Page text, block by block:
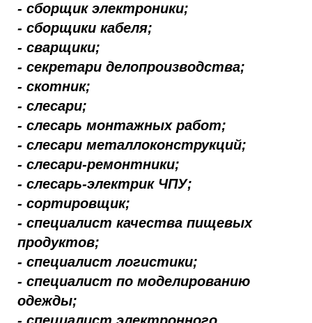
- сборщик электроники;
- сборщики кабеля;
- сварщики;
- секретари делопроизводства;
- скотник;
- слесари;
- слесарь монтажных работ;
- слесари металлоконструкций;
- слесари-ремонтники;
- слесарь-электрик ЧПУ;
- сортировщик;
- специалист качества пищевых
продуктов;
- специалист логистики;
- специалист по моделированию
одежды;